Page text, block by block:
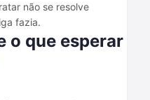
não se resolve
fazia.
o que esperar